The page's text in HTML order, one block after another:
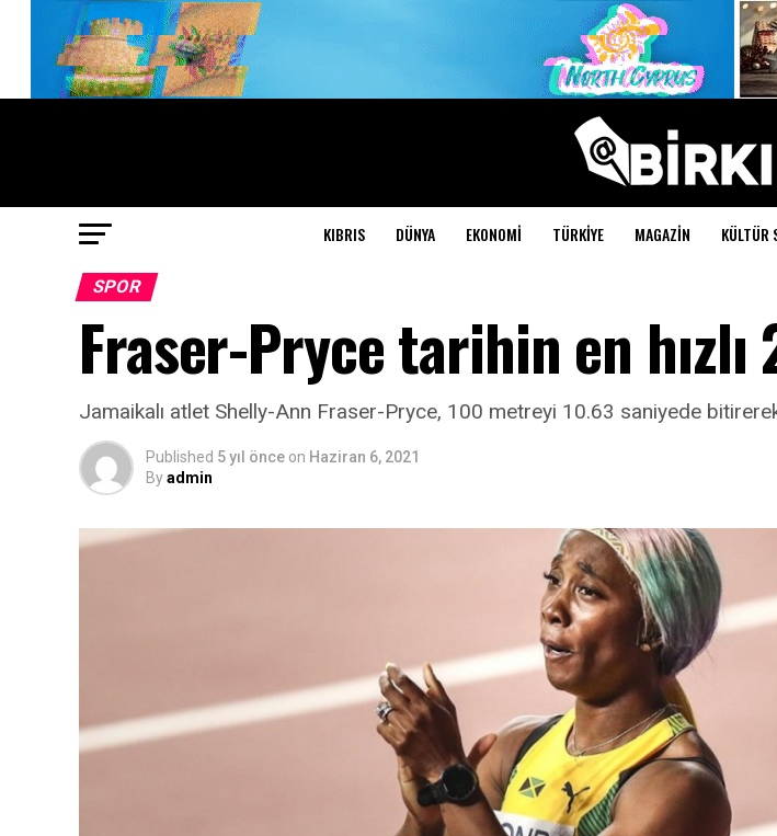
KIBRIS DÜNYA EKONOMI TÜRKIYE MAGAZIN KÜLTÜR
SPOR
Fraser-Pryce tarihin en hızlı
Jamaikalı atlet Shelly-Ann Fraser-Pryce, 100 metreyi 10.63 saniyede bitirerek
Published 5 yıl önce on Haziran 6, 2021
Byadmin